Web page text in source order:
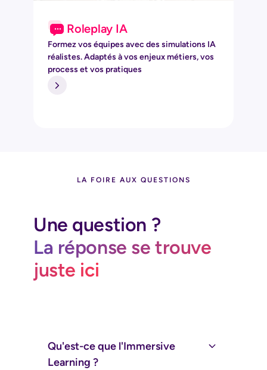
Roleplay IA
Formez vos équipes avec des simulations IA
réalistes. Adaptés à vos enjeux métiers, vos
process et vos pratiques
LA FOIRE AUX QUESTIONS
Une question ?
La réponse se trouve
juste ici
Qu'est-ce que l'Immersive
Learning ?